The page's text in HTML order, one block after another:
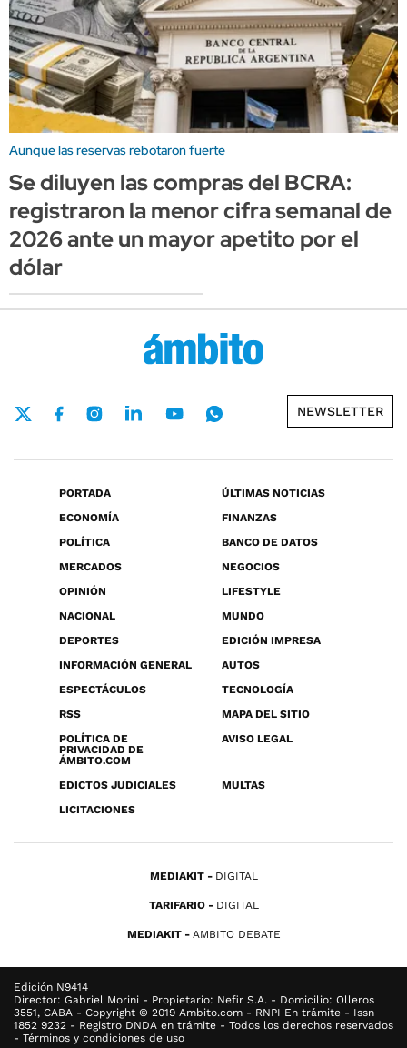
Aunque las reservas rebotaron fuerte
Se diluyen las compras del BCRA:
registraron la menor cifra semanal de
2026 ante un mayor apetito por el
dólar
NEWSLETTER
PORTADA
ÚLTIMAS NOTICIAS
ECONOMÍA
FINANZAS
POLÍTICA
BANCO DE DATOS
MERCADOS
NEGOCIOS
OPINIÓN
LIFESTYLE
NACIONAL
MUNDO
DEPORTES
EDICIÓN IMPRESA
INFORMACIÓN GENERAL
AUTOS
ESPECTÁCULOS
TECNOLOGÍA
RSS
MAPA DEL SITIO
POLÍTICA DE
PRIVACIDAD DE
ÁMBITO.COM
AVISO LEGAL
EDICTOS JUDICIALES
MULTAS
LICITACIONES
MEDIAKIT DIGITAL
TARIFARIO DIGITAL
MEDIAKIT AMBITO DEBATE
Edición N9414
Director: Gabriel Morini - Propietario: Nefir S.A. - Domicilio: Olleros
3551, CABA - Copyright © 2019 Ambito.com - RNPI En trámite - Issn
1852 9232 - Registro DNDA en trámite - Todos los derechos reservados
- Términos y condiciones de uso